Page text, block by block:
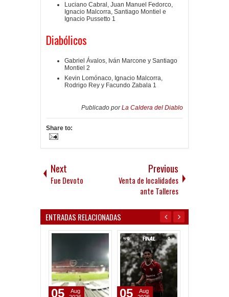
Luciano Cabral, Juan Manuel Fedorco,
Ignacio Malcorra, Santiago Montiel e
Ignacio Pussetto 1
Diabólicos
Gabriel Ávalos, Iván Marcone y Santiago
Montiel 2
Kevin Lomónaco, Ignacio Malcorra,
Rodrigo Rey y Facundo Zabala 1
Publicado porLa Caldera del Diablo
Share to:
Next
Fue Devoto
Previous
Venta de localidades
ante Talleres
ENTRADAS RELACIONADAS
05
Aug
05
Aug